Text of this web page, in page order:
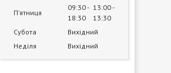
Пʼятниця
09:30
18:30
13:00
13:30
Субота
Вихідний
Неділя
Вихідний